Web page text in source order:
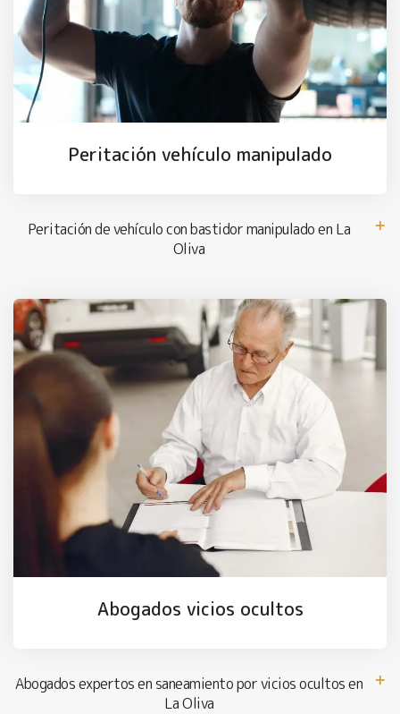
Peritación vehículo manipulado
Peritación de vehículo con bastidor manipulado en La
Oliva
Abogados vicios ocultos
Abogados expertos en saneamiento por vicios ocultos en
La Oliva